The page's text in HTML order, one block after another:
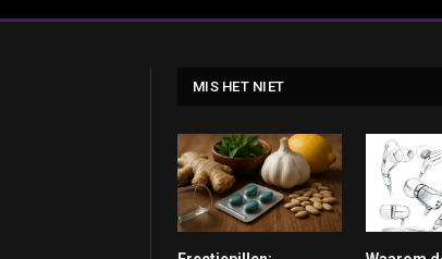
MIS HET NIET